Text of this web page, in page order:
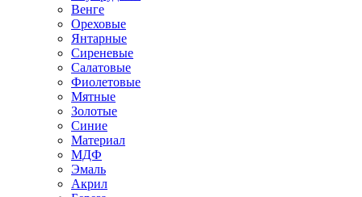
Венге
Ореховые
Янтарные
Сиреневые
Салатовые
Фиолетовые
Мятные
Золотые
Синие
Материал
МДФ
Эмаль
Акрил